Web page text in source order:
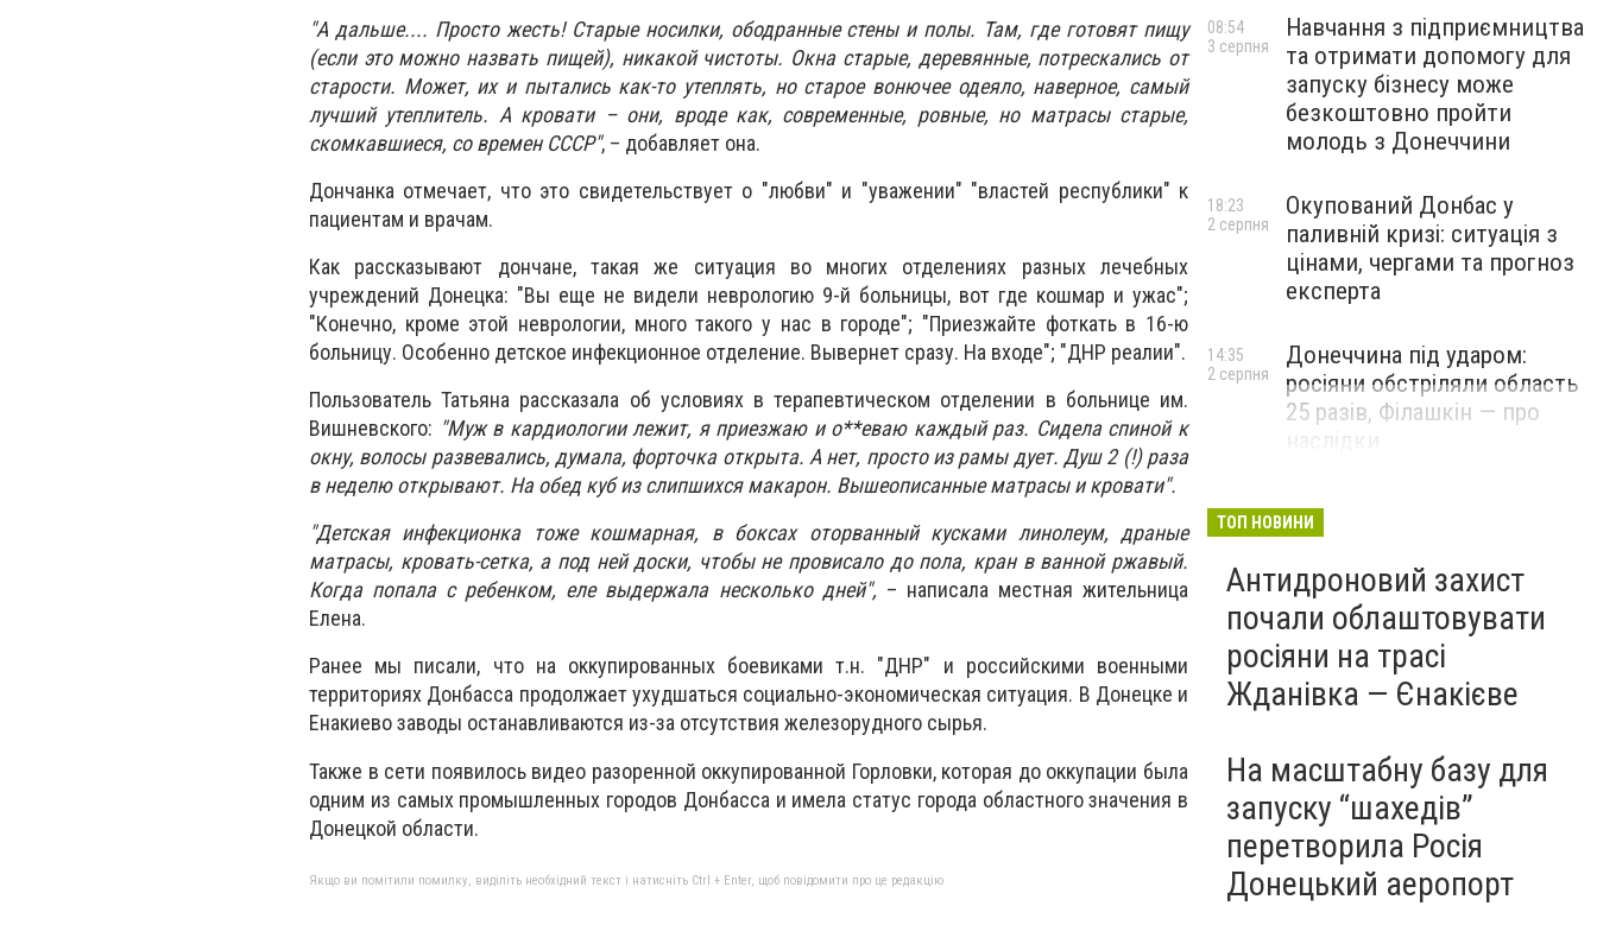
"А дальше.... Просто жесть! Старые носилки, ободранные стены и полы. Там, где готовят пищу
(если это можно назвать пищей), никакой чистоты. Окна старые, деревянные, потрескались от
старости. Может, их и пытались как-то утеплять, но старое вонючее одеяло, наверное, самый
лучший утеплитель. А кровати – они, вроде как, современные, ровные, но матрасы старые,
скомкавшиеся, со времен СССР", – добавляет она.
Дончанка отмечает, что это свидетельствует о "любви" и "уважении" "властей республики" к
пациентам и врачам.
Как рассказывают дончане, такая же ситуация во многих отделениях разных лечебных
учреждений Донецка: "Вы еще не видели неврологию 9-й больницы, вот где кошмар и ужас";
"Конечно, кроме этой неврологии, много такого у нас в городе"; "Приезжайте фоткать в 16-ю
больницу. Особенно детское инфекционное отделение. Вывернет сразу. На входе"; "ДНР реалии".
Пользователь Татьяна рассказала об условиях в терапевтическом отделении в больнице им.
Вишневского: "Муж в кардиологии лежит, я приезжаю и о**еваю каждый раз. Сидела спиной к
окну, волосы развевались, думала, форточка открыта. А нет, просто из рамы дует. Душ 2 (!) раза
в неделю открывают. На обед куб из слипшихся макарон. Вышеописанные матрасы и кровати".
"Детская инфекционка тоже кошмарная, в боксах оторванный кусками линолеум, драные
матрасы, кровать-сетка, а под ней доски, чтобы не провисало до пола, кран в ванной ржавый.
Когда попала с ребенком, еле выдержала несколько дней", – написала местная жительница
Елена.
Ранее мы писали, что на оккупированных боевиками т.н. "ДНР" и российскими военными
территориях Донбасса продолжает ухудшаться социально-экономическая ситуация. В Донецке и
Енакиево заводы останавливаются из-за отсутствия железорудного сырья.
Также в сети появилось видео разоренной оккупированной Горловки, которая до оккупации была
одним из самых промышленных городов Донбасса и имела статус города областного значения в
Донецкой области.
Якщо ви помітили помилку, виділіть необхідний текст і натисніть Ctrl + Enter, щоб повідомити про це редакцію
Навчання з підприємництва
та отримати допомогу для
запуску бізнесу може
безкоштовно пройти
молодь з Донеччини
08:54
3 серпня
Окупований Донбас у
паливній кризі: ситуація з
цінами, чергами та прогноз
експерта
18:23
2 серпня
Донеччина під ударом:
росіяни обстріляли область
25 разів, Філашкін — про
14:35
2 серпня
ТОП НОВИНИ
Антидроновий захист
почали облаштовувати
росіяни на трасі
Жданівка — Єнакієве
На масштабну базу для
запуску “шахедів”
перетворила Росія
Донецький аеропорт